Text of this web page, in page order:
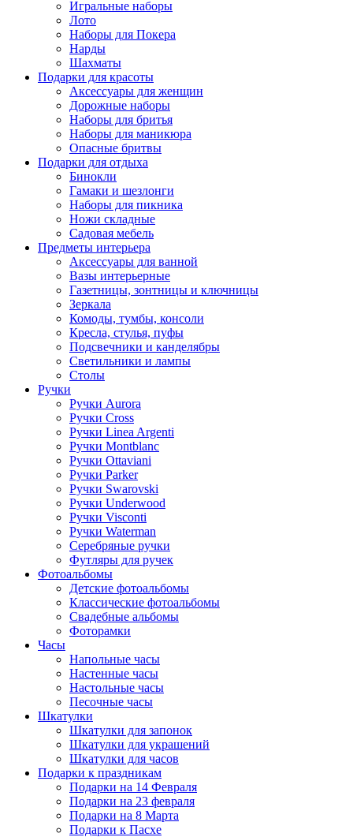
Игральные наборы
Лото
Наборы для Покера
Нарды
Шахматы
Подарки для красоты
Аксессуары для женщин
Дорожные наборы
Наборы для бритья
Наборы для маникюра
Опасные бритвы
Подарки для отдыха
Бинокли
Гамаки и шезлонги
Наборы для пикника
Ножи складные
Садовая мебель
Предметы интерьера
Аксессуары для ванной
Вазы интерьерные
Газетницы, зонтницы и ключницы
Зеркала
Комоды, тумбы, консоли
Кресла, стулья, пуфы
Подсвечники и канделябры
Светильники и лампы
Столы
Ручки
Ручки Aurora
Ручки Cross
Ручки Linea Argenti
Ручки Montblanc
Ручки Ottaviani
Ручки Parker
Ручки Swarovski
Ручки Underwood
Ручки Visconti
Ручки Waterman
Серебряные ручки
Футляры для ручек
Фотоальбомы
Детские фотоальбомы
Классические фотоальбомы
Свадебные альбомы
Фоторамки
Часы
Напольные часы
Настенные часы
Настольные часы
Песочные часы
Шкатулки
Шкатулки для запонок
Шкатулки для украшений
Шкатулки для часов
Подарки к праздникам
Подарки на 14 Февраля
Подарки на 23 февраля
Подарки на 8 Марта
Подарки к Пасхе